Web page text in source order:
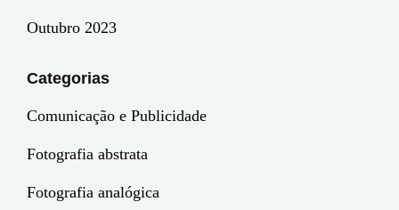
Outubro 2023
Categorias
Comunicação e Publicidade
Fotografia abstrata
Fotografia analógica